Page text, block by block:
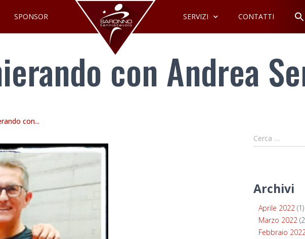
SPONSOR SERVIZI CONTATTI
con Andrea
con...
Cerca …
Archivi
Aprile 2022 (1)
Marzo 2022
Febbraio